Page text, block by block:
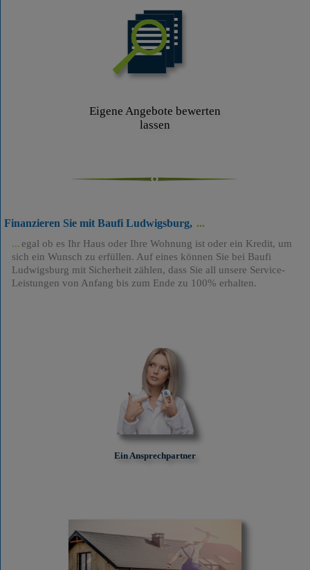
Eigene Angebote bewerten
lassen
Finanzieren Sie mit Baufi Ludwigsburg,
egal ob es Ihr Haus oder Ihre Wohnung ist oder ein Kredit, um
sich ein Wunsch zu erfüllen. Auf eines können Sie bei Baufi
Ludwigsburg mit Sicherheit zählen, dass Sie all unsere Service-
Leistungen von Anfang bis zum Ende zu 100% erhalten.
Ein Ansprechpartner